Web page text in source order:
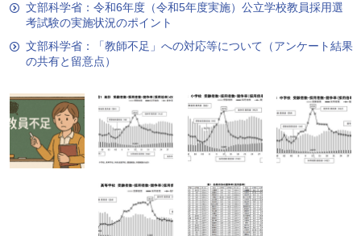
文部科学省：令和6年度（令和5年度実施）公立学校教員採用選
考試験の実施状況のポイント
文部科学省：「教師不足」への対応等について（アンケート結果
の共有と留意点）